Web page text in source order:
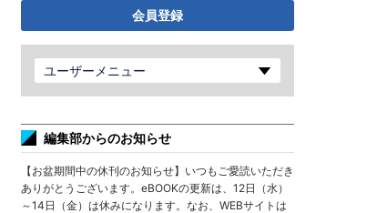
会員登録
ユーザーメニュー
編集部からのお知らせ
【お盆期間中の休刊のお知らせ】いつもご愛読いただき
ありがとうございます。eBOOKの更新は、12日（水）
～14日（金）は休みになります。なお、WEBサイトは